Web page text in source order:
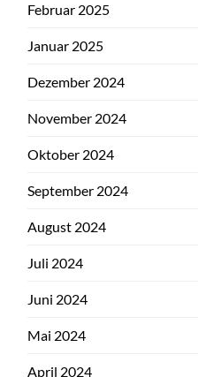
Februar 2025
Januar 2025
Dezember 2024
November 2024
Oktober 2024
September 2024
August 2024
Juli 2024
Juni 2024
Mai 2024
April 2024